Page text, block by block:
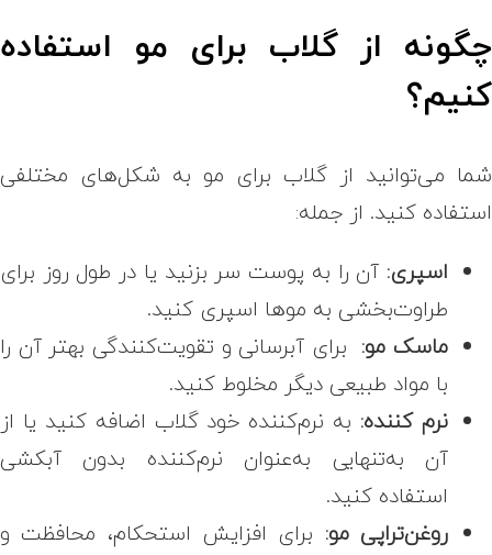
چگونه از گلاب برای مو استفاده
کنیم؟
شما می‌توانید از گلاب برای مو به شکل‌های مختلفی
استفاده کنید. از جمله:
اسپری: آن را به پوست سر بزنید یا در طول روز برای
طراوت‌بخشی به موها اسپری کنید.
ماسک مو: برای آبرسانی و تقویت‌کنندگی بهتر آن را
با مواد طبیعی دیگر مخلوط کنید.
نرم کننده: به نرم‌کننده خود گلاب اضافه کنید یا از
آن به‌تنهایی به‌عنوان نرم‌کننده بدون آبکشی
استفاده کنید.
روغن‌تراپی مو: برای افزایش استحکام، محافظت و